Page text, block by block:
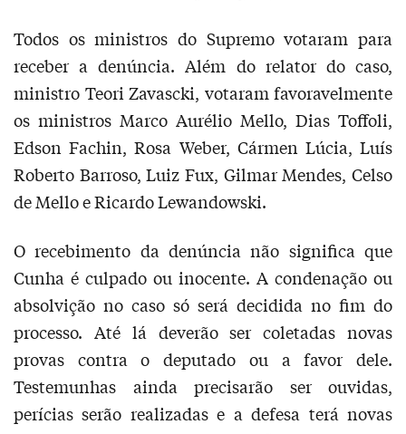
Todos os ministros do Supremo votaram para
receber a denúncia. Além do relator do caso,
ministro Teori Zavascki, votaram favoravelmente
os ministros Marco Aurélio Mello, Dias Toffoli,
Edson Fachin, Rosa Weber, Cármen Lúcia, Luís
Roberto Barroso, Luiz Fux, Gilmar Mendes, Celso
de Mello e Ricardo Lewandowski.
O recebimento da denúncia não significa que
Cunha é culpado ou inocente. A condenação ou
absolvição no caso só será decidida no fim do
processo. Até lá deverão ser coletadas novas
provas contra o deputado ou a favor dele.
Testemunhas ainda precisarão ser ouvidas,
perícias serão realizadas e a defesa terá novas